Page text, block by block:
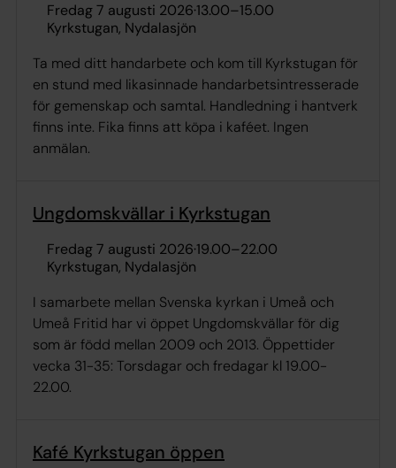
fredag 7 augusti 2026·13.00–15.00
Kyrkstugan, Nydalasjön
Ta med ditt handarbete och kom till Kyrkstugan för
en stund med likasinnade handarbetsintresserade
för gemenskap och samtal. Handledning i hantverk
finns inte. Fika finns att köpa i kaféet. Ingen
anmälan.
Ungdomskvällar i Kyrkstugan
fredag 7 augusti 2026·19.00–22.00
Kyrkstugan, Nydalasjön
I samarbete mellan Svenska kyrkan i Umeå och
Umeå Fritid har vi öppet Ungdomskvällar för dig
som är född mellan 2009 och 2013. Öppettider
vecka 31-35: Torsdagar och fredagar kl 19.00-
22.00.
Kafé Kyrkstugan öppen